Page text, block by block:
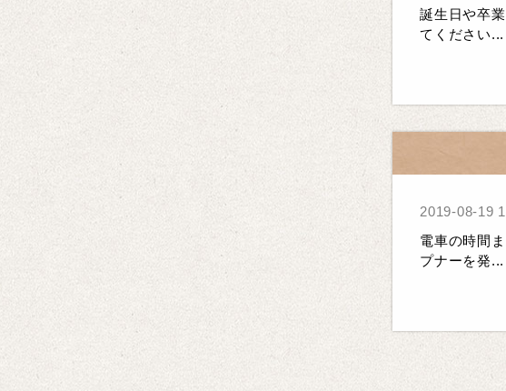
誕生日や卒
てください...
2019-08-19
電車の時間
プナーを発...